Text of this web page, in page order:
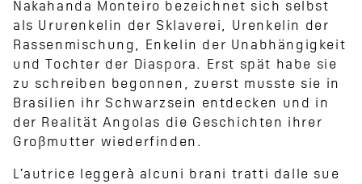
Nakahanda Monteiro bezeichnet sich selbst
als Ururenkelin der Sklaverei, Urenkelin der
Rassenmischung, Enkelin der Unabhängigkeit
und Tochter der Diaspora. Erst spät habe sie
zu schreiben begonnen, zuerst musste sie in
Brasilien ihr Schwarzsein entdecken und in
der Realität Angolas die Geschichten ihrer
Großmutter wiederfinden.
L’autrice leggerà alcuni brani tratti dalle sue